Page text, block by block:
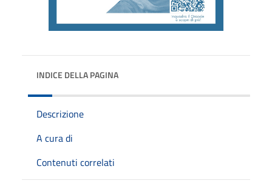
INDICE DELLA PAGINA
Descrizione
A cura di
Contenuti correlati